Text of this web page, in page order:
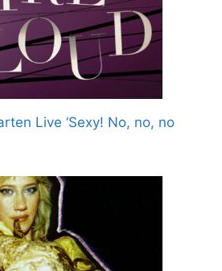
Live ‘Sexy! No, no, no